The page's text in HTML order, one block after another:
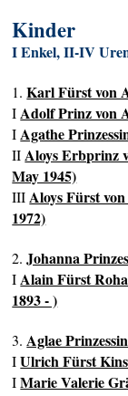
Kinder
I Enkel, II-IV
1.Karl Fürst von
IAdolf Prinz von
IAgathe
IIAloys Erbprinz
May 1945)
IIIAloys Fürst
1972)
2.Johanna
IAlain Fürst
1893 - )
3.Aglae
IUlrich Fürst
IMarie Valerie